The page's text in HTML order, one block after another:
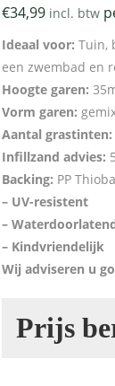
€34,99 incl. btw
Ideaal voor: Tuin,
een zwembad en
Hoogte garen:
Vorm garen:
Aantal grastinten:
Infillzand advies:
Backing: PP
– UV-resistent
–
– Kindvriendelijk
Wij adviseren u
Prijs